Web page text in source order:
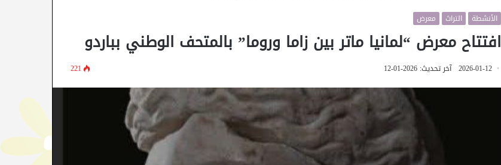
الأنشطة التراث معرض
افتتاح معرض “لمانيا ماتر بين زاما وروما” بالمتحف الوطني بباردو
2026-01-12 آخر تحديث: 2026-01-12 221